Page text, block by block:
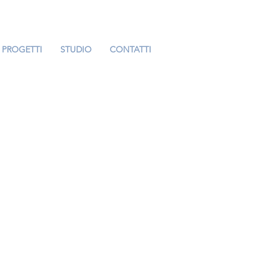
PROGETTI STUDIO CONTATTI